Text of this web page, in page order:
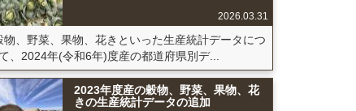
2026.03.31
物、野菜、果物、花きといった生産統計データにつ
、2024年(令和6年)度産の都道府県別デ...
2023年度産の穀物、野菜、果物、花
きの生産統計データの追加